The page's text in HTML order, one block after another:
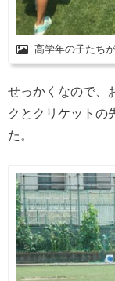
高学年の子たち
せっかくなので、
クとクリケットの
た。